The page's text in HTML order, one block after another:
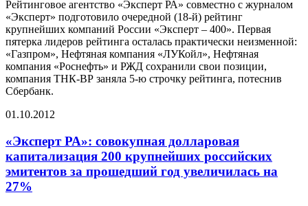
Рейтинговое агентство «Эксперт РА» совместно с журналом
«Эксперт» подготовило очередной (18-й) рейтинг
крупнейших компаний России «Эксперт – 400». Первая
пятерка лидеров рейтинга осталась практически неизменной:
«Газпром», Нефтяная компания «ЛУКойл», Нефтяная
компания «Роснефть» и РЖД сохранили свои позиции,
компания ТНК-ВР заняла 5-ю строчку рейтинга, потеснив
Сбербанк.
01.10.2012
«Эксперт РА»: совокупная долларовая
капитализация 200 крупнейших российских
эмитентов за прошедший год увеличилась на
27%